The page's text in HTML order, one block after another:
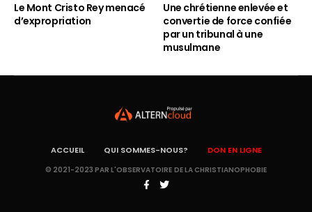
Le Mont Cristo Rey menacé
d’expropriation
Une chrétienne enlevée et
convertie de force confiée
par un tribunal à une
musulmane
ACCUEIL QUI SOMMES-NOUS? DON EN LIGNE
© 2021-2023 PAR L'OBSERVATOIRE DE LA CHRISTIANOPHOBIE